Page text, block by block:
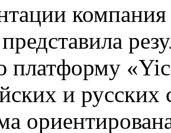
платформу
и